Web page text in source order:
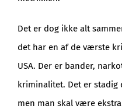
Det er dog ikke alt
det har en af de værste
USA. Der er bander,
kriminalitet. Det er stadig
men man skal være